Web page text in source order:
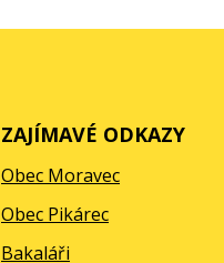
ZAJÍMAVÉ ODKAZY
Obec Moravec
Obec Pikárec
Bakaláři